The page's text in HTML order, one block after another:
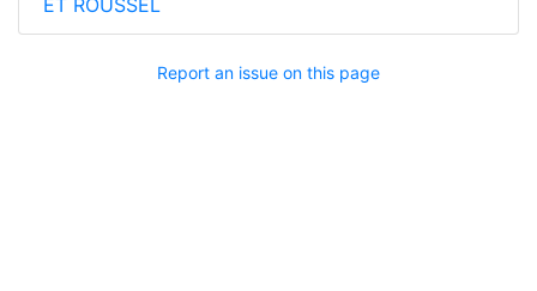
ET ROUSSEL
Report an issue on this page